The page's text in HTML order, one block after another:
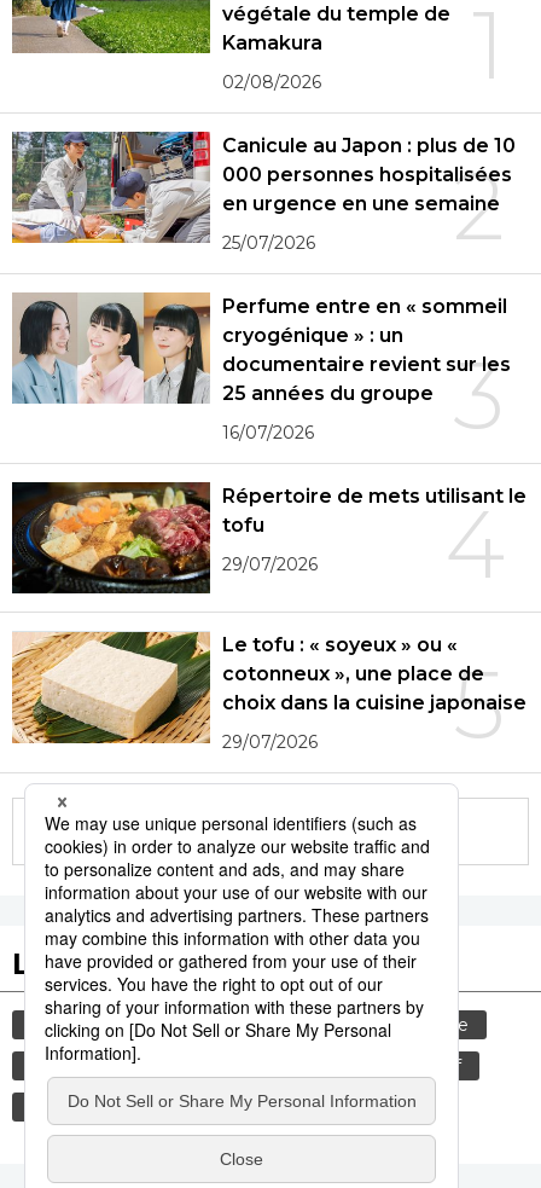
1
végétale du temple de
Kamakura
02/08/2026
2
Canicule au Japon : plus de 10
000 personnes hospitalisées
en urgence en une semaine
25/07/2026
3
Perfume entre en « sommeil
cryogénique » : un
documentaire revient sur les
25 années du groupe
16/07/2026
4
Répertoire de mets utilisant le
tofu
29/07/2026
5
Le tofu : « soyeux » ou «
cotonneux », une place de
choix dans la cuisine japonaise
29/07/2026
More in this series
Les tags populaires
gastronomie culture histoire
femme
edo
sexe
bœuf
bouddhisme